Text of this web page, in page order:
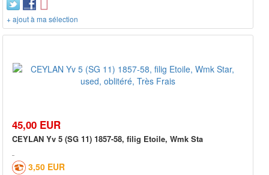
+ ajout à ma sélection
45,00 EUR
CEYLAN Yv 5 (SG 11) 1857-58, filig Etoile, Wmk Sta
3,50 EUR